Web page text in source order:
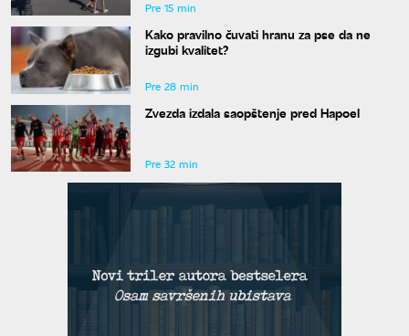
Pre 15 min
Kako pravilno čuvati hranu za pse da ne
izgubi kvalitet?
Pre 28 min
Zvezda izdala saopštenje pred Hapoel
Pre 32 min